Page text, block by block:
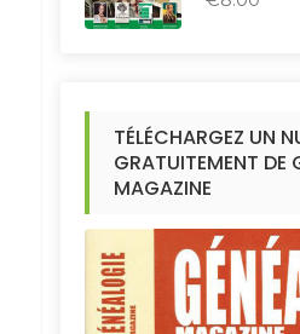
TÉLÉCHARGEZ UN
GRATUITEMENT DE
MAGAZINE